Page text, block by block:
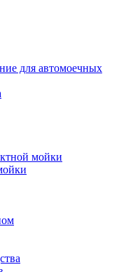
для автомоечных
мойки